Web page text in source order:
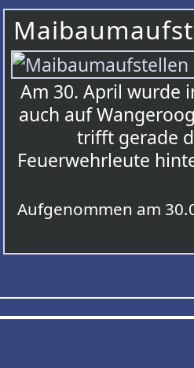
Am 30. April wurde
auch auf
trifft gerade
Feuerwehrleute
Aufgenommen am